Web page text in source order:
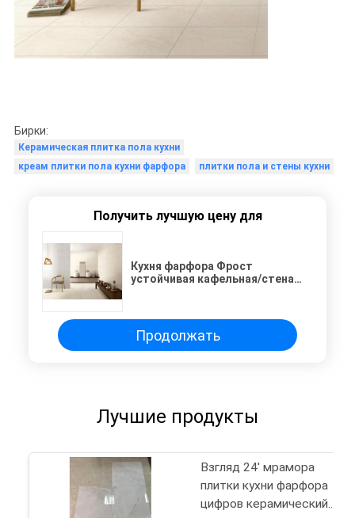
Бирки:
Керамическая плитка пола кухни
креам плитки пола кухни фарфора
плитки пола и стены кухни
Получить лучшую цену для
Кухня фарфора Фрост
устойчивая кафельная/стена
Продолжать
Лучшие продукты
Взгляд 24' мрамора
плитки кухни фарфора
цифров керамический